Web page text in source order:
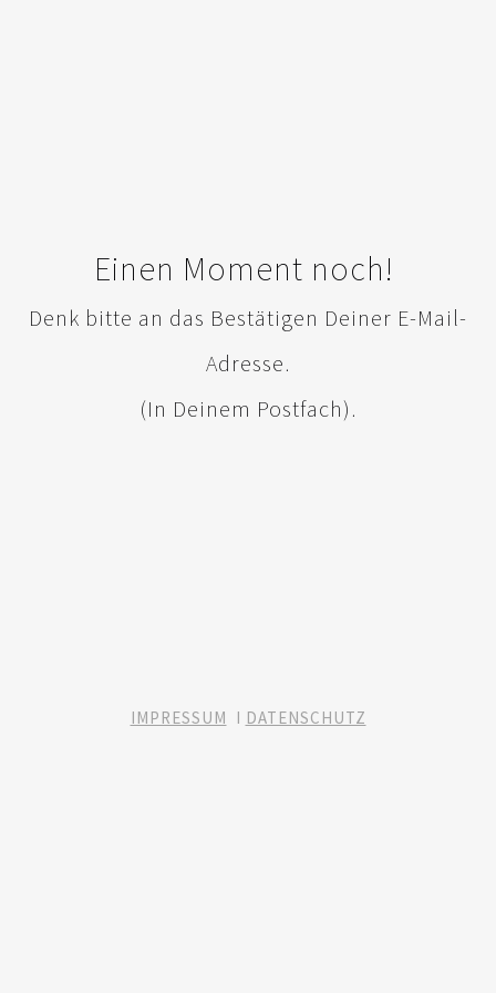
Einen Moment noch!
Denk bitte an das Bestätigen Deiner E-Mail-
Adresse.
(In Deinem Postfach).
IMPRESSUM I DATENSCHUTZ